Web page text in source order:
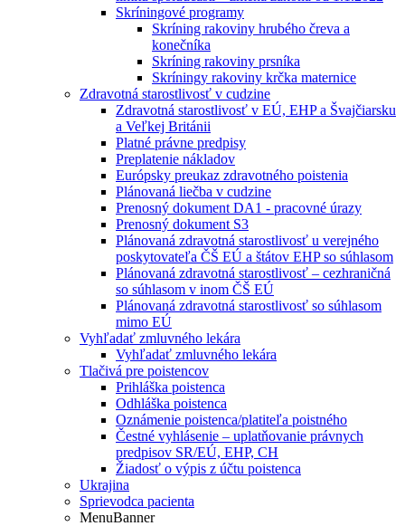
Skríningové programy
Skríning rakoviny hrubého čreva a
konečníka
Skríning rakoviny prsníka
Skríningy rakoviny krčka maternice
Zdravotná starostlivosť v cudzine
Zdravotná starostlivosť v EÚ, EHP a Švajčiarsku
a Veľkej Británii
Platné právne predpisy
Preplatenie nákladov
Európsky preukaz zdravotného poistenia
Plánovaná liečba v cudzine
Prenosný dokument DA1 - pracovné úrazy
Prenosný dokument S3
Plánovaná zdravotná starostlivosť u verejného
poskytovateľa ČŠ EÚ a štátov EHP so súhlasom
Plánovaná zdravotná starostlivosť – cezhraničná
so súhlasom v inom ČŠ EÚ
Plánovaná zdravotná starostlivosť so súhlasom
mimo EÚ
Vyhľadať zmluvného lekára
Vyhľadať zmluvného lekára
Tlačivá pre poistencov
Prihláška poistenca
Odhláška poistenca
Oznámenie poistenca/platiteľa poistného
Čestné vyhlásenie – uplatňovanie právnych
predpisov SR/EÚ, EHP, CH
Žiadosť o výpis z účtu poistenca
Ukrajina
Sprievodca pacienta
MenuBanner